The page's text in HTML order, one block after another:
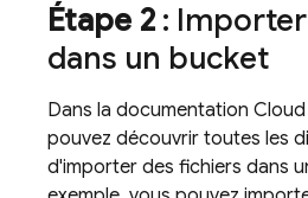
Étape 2:
dans un bucket
Dans la documentation
pouvez découvrir toutes les
d'importer des fichiers dans